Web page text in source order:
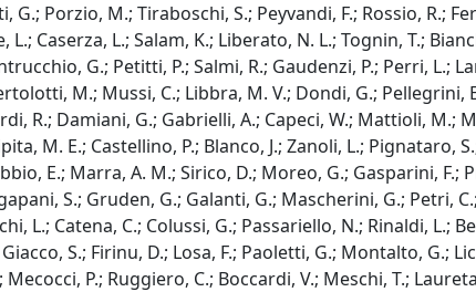
G.; Porzio, M.; Tiraboschi, S.; Peyvandi, F.; Rossio, R.;
Caserza, L.; Salam, K.; Liberato, N. L.; Tognin, T.;
G.; Petitti, P.; Salmi, R.; Gaudenzi, P.; Perri,
M.; Mussi, C.; Libbra, M. V.; Dondi, G.; Pellegrini,
R.; Damiani, G.; Gabrielli, A.; Capeci, W.; Mattioli, M.;
M. E.; Castellino, P.; Blanco, J.; Zanoli, L.; Pignataro,
E.; Marra, A. M.; Sirico, D.; Moreo, G.; Gasparini, F.;
S.; Gruden, G.; Galanti, G.; Mascherini, G.; Petri,
L.; Catena, C.; Colussi, G.; Passariello, N.; Rinaldi, L.;
S.; Firinu, D.; Losa, F.; Paoletti, G.; Montalto, G.;
P.; Ruggiero, C.; Boccardi, V.; Meschi, T.;